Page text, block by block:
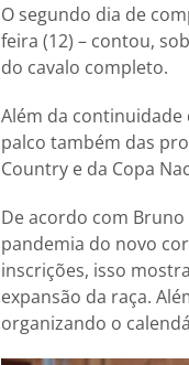
O segundo dia de
feira (12) – contou,
do cavalo completo.
Além da continuidade
palco também das
Country e da Copa
De acordo com
pandemia do novo
inscrições, isso
expansão da raça.
organizando o